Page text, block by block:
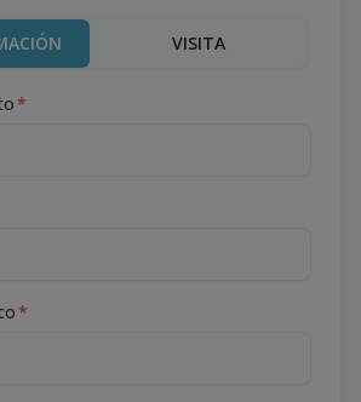
VISITA
*
*